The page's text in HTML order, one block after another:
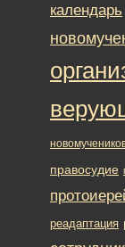
календарь
правосудие
реадаптация